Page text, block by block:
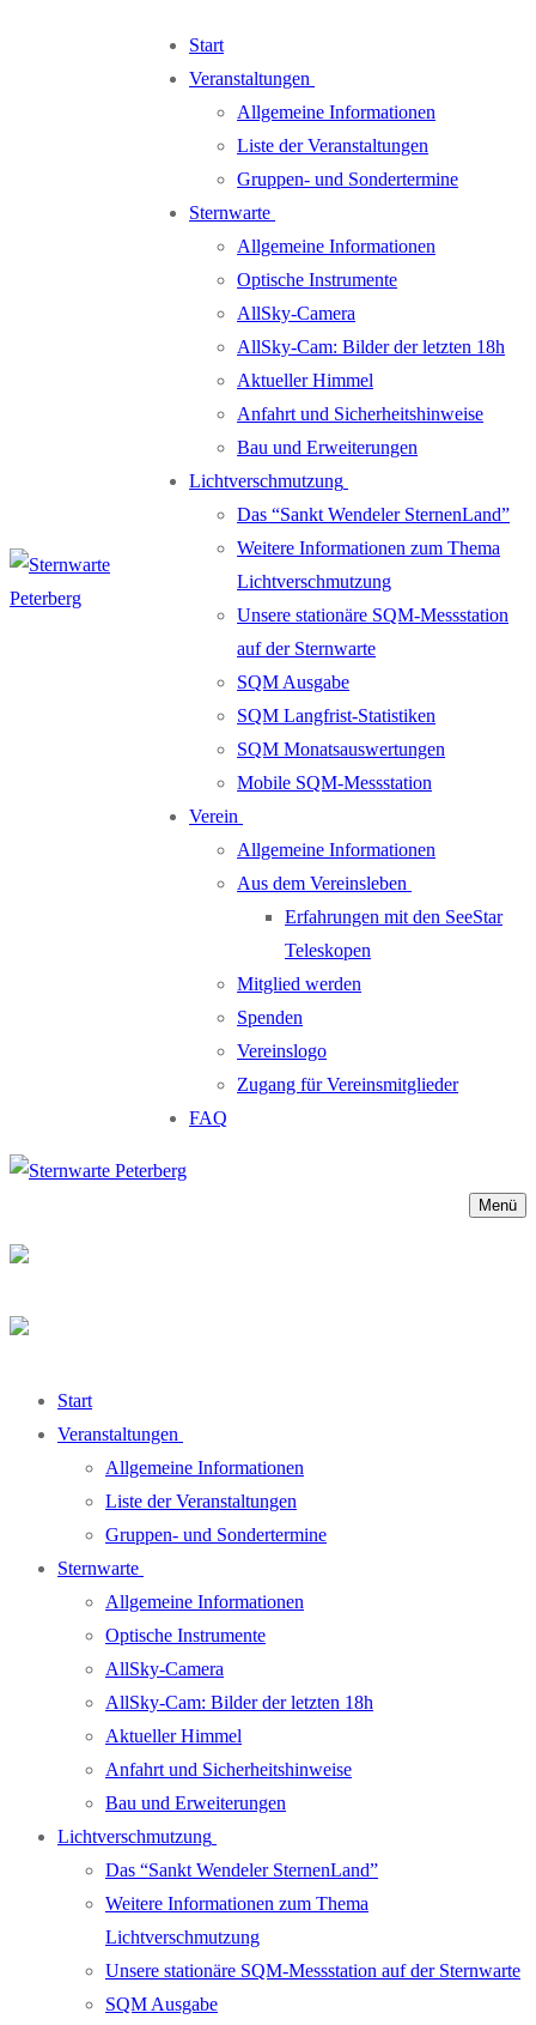
Start
Veranstaltungen
Allgemeine Informationen
Liste der Veranstaltungen
Gruppen- und Sondertermine
Sternwarte
Allgemeine Informationen
Optische Instrumente
AllSky-Camera
AllSky-Cam: Bilder der letzten 18h
Aktueller Himmel
Anfahrt und Sicherheitshinweise
Bau und Erweiterungen
Lichtverschmutzung
Das “Sankt Wendeler SternenLand”
Weitere Informationen zum Thema
Lichtverschmutzung
Unsere stationäre SQM-Messstation
auf der Sternwarte
SQM Ausgabe
SQM Langfrist-Statistiken
SQM Monatsauswertungen
Mobile SQM-Messstation
Verein
Allgemeine Informationen
Aus dem Vereinsleben
Erfahrungen mit den SeeStar
Teleskopen
Mitglied werden
Spenden
Vereinslogo
Zugang für Vereinsmitglieder
FAQ
Menü
Start
Veranstaltungen
Allgemeine Informationen
Liste der Veranstaltungen
Gruppen- und Sondertermine
Sternwarte
Allgemeine Informationen
Optische Instrumente
AllSky-Camera
AllSky-Cam: Bilder der letzten 18h
Aktueller Himmel
Anfahrt und Sicherheitshinweise
Bau und Erweiterungen
Lichtverschmutzung
Das “Sankt Wendeler SternenLand”
Weitere Informationen zum Thema
Lichtverschmutzung
Unsere stationäre SQM-Messstation auf der Sternwarte
SQM Ausgabe